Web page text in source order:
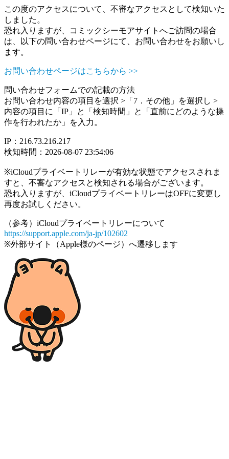
この度のアクセスについて、不審なアクセスとして検知いた
しました。
恐れ入りますが、コミックシーモアサイトへご訪問の場合
は、以下の問い合わせページにて、お問い合わせをお願いし
ます。
お問い合わせページはこちらから >>
問い合わせフォームでの記載の方法
お問い合わせ内容の項目を選択 >「7．その他」を選択し >
内容の項目に「IP」と「検知時間」と「直前にどのような操
作を行われたか」を入力。
IP：216.73.216.217
検知時間：2026-08-07 23:54:06
※iCloudプライベートリレーが有効な状態でアクセスされま
すと、不審なアクセスと検知される場合がございます。
恐れ入りますが、iCloudプライベートリレーはOFFに変更し
再度お試しください。
（参考）iCloudプライベートリレーについて
https://support.apple.com/ja-jp/102602
※外部サイト（Apple様のページ）へ遷移します